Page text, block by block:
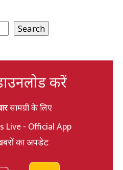
Search
करें
सामग्री के लिए
Live - Official App
का अपडेट